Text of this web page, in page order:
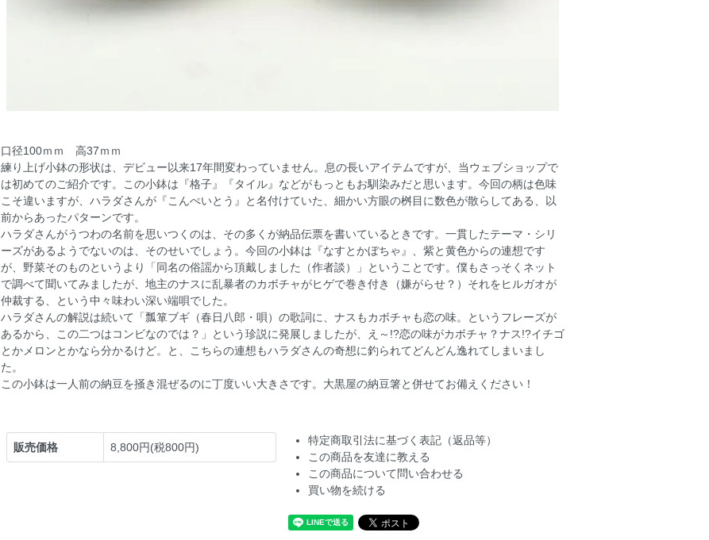
口径100ｍｍ 高37ｍｍ
練り上げ小鉢の形状は、デビュー以来17年間変わっていません。息の長いアイテムですが、当ウェブショップで
は初めてのご紹介です。この小鉢は『格子』『タイル』などがもっともお馴染みだと思います。今回の柄は色味
こそ違いますが、ハラダさんが『こんぺいとう』と名付けていた、細かい方眼の桝目に数色が散らしてある、以
前からあったパターンです。
ハラダさんがうつわの名前を思いつくのは、その多くが納品伝票を書いているときです。一貫したテーマ・シリ
ーズがあるようでないのは、そのせいでしょう。今回の小鉢は『なすとかぼちゃ』、紫と黄色からの連想です
が、野菜そのものというより「同名の俗謡から頂戴しました（作者談）」ということです。僕もさっそくネット
で調べて聞いてみましたが、地主のナスに乱暴者のカボチャがヒゲで巻き付き（嫌がらせ？）それをヒルガオが
仲裁する、という中々味わい深い端唄でした。
ハラダさんの解説は続いて「瓢箪ブギ（春日八郎・唄）の歌詞に、ナスもカボチャも恋の味。というフレーズが
あるから、この二つはコンビなのでは？」という珍説に発展しましたが、え～!?恋の味がカボチャ？ナス!?イチゴ
とかメロンとかなら分かるけど。と、こちらの連想もハラダさんの奇想に釣られてどんどん逸れてしまいまし
た。
この小鉢は一人前の納豆を掻き混ぜるのに丁度いい大きさです。大黒屋の納豆箸と併せてお備えください！
販売価格 8,800円(税800円)
特定商取引法に基づく表記（返品等）
この商品を友達に教える
この商品について問い合わせる
買い物を続ける